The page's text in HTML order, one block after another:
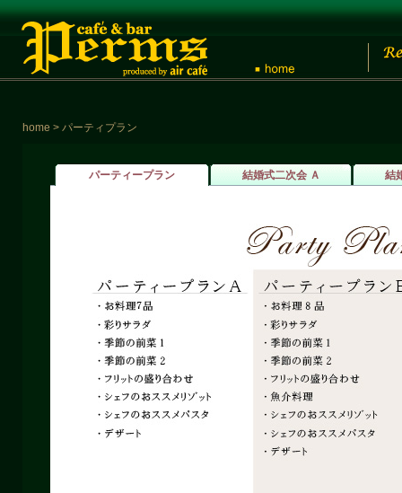
home > パーティプラン
パーティープラン 結婚式二次会 Ａ 結